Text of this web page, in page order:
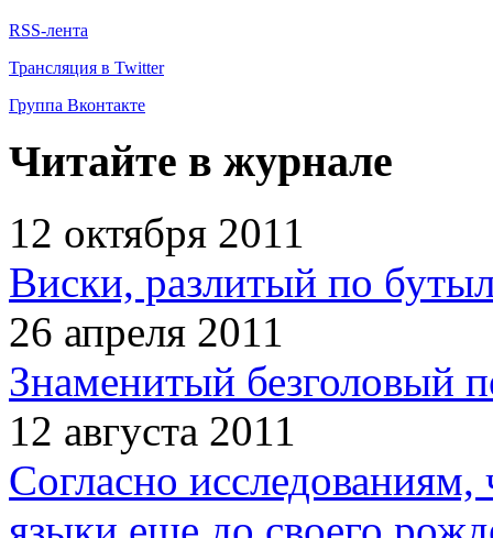
RSS-лента
Трансляция в Twitter
Группа Вконтакте
Читайте в журнале
12 октября 2011
Виски, разлитый по
26 апреля 2011
Знаменитый безголовый
12 августа 2011
Согласно исследованиям,